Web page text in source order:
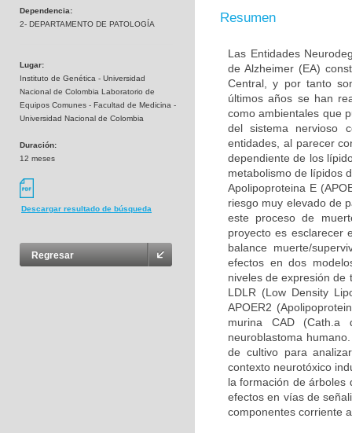
Dependencia:
2- DEPARTAMENTO DE PATOLOGÍA
Lugar:
Instituto de Genética - Universidad
Nacional de Colombia Laboratorio de
Equipos Comunes - Facultad de Medicina -
Universidad Nacional de Colombia
Duración:
12 meses
Descargar resultado de búsqueda
Regresar
Resumen
Las Entidades
de Alzheimer (EA)
Central, y por tanto
últimos años se han
como ambientales que
del sistema nervioso
entidades, al parecer
dependiente de los
metabolismo de lípidos
Apolipoproteina E
riesgo muy elevado de
este proceso de
proyecto es esclarecer
balance muerte/
efectos en dos
niveles de expresión de
LDLR (Low Density
APOER2
murina CAD (Cath.a
neuroblastoma
de cultivo para
contexto neurotóxico
la formación de árboles
efectos en vías de
componentes corriente